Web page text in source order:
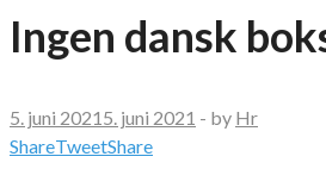
Ingen dansk
5. juni 2021 5. juni 2021 - by Hr
ShareTweetShare